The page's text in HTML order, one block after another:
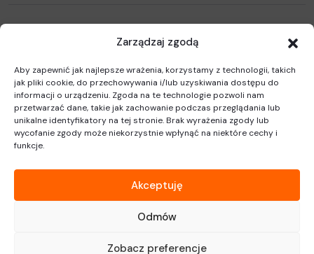
Zarządzaj zgodą
Aby zapewnić jak najlepsze wrażenia, korzystamy z technologii, takich
jak pliki cookie, do przechowywania i/lub uzyskiwania dostępu do
informacji o urządzeniu. Zgoda na te technologie pozwoli nam
przetwarzać dane, takie jak zachowanie podczas przeglądania lub
unikalne identyfikatory na tej stronie. Brak wyrażenia zgody lub
wycofanie zgody może niekorzystnie wpłynąć na niektóre cechy i
funkcje.
Akceptuję
Odmów
Zobacz preferencje
Purios. Prosto. Wygodnie. Ciepło.
Purios FBYouTubelinkedininstagram
Purinova Sp. z o.o.
ul.Fordońska 74
85-719Bydgoszcz
Infolinia Purios
+48 800 880 333
NewsletterPolityka prywatnościCookie Policy (EU)
NoMonday